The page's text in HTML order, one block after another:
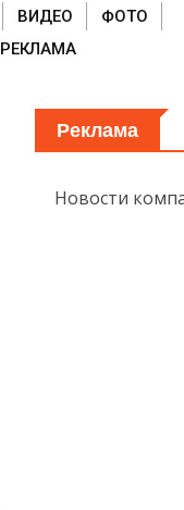
ВИДЕО
ФОТО
РЕКЛАМА
Реклама
Новости